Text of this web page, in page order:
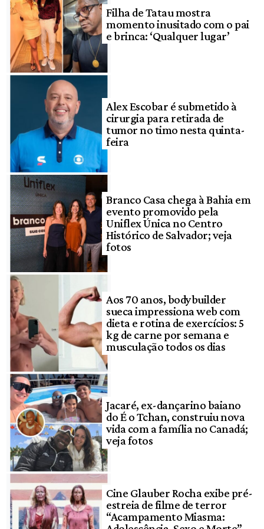
Filha de Tatau mostra
momento inusitado com o pai
e brinca: ‘Qualquer lugar’
Alex Escobar é submetido à
cirurgia para retirada de
tumor no timo nesta quinta-
feira
Branco Casa chega à Bahia em
evento promovido pela
Uniflex Única no Centro
Histórico de Salvador; veja
fotos
Aos 70 anos, bodybuilder
sueca impressiona web com
dieta e rotina de exercícios: 5
kg de carne por semana e
musculação todos os dias
Jacaré, ex-dançarino baiano
do É o Tchan, construiu nova
vida com a família no Canadá;
veja fotos
Cine Glauber Rocha exibe pré-
estreia de filme de terror
“Acampamento Miasma: